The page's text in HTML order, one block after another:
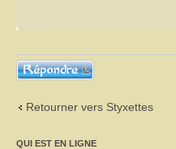
Répondre
Retourner vers Styxettes
QUI EST EN LIGNE